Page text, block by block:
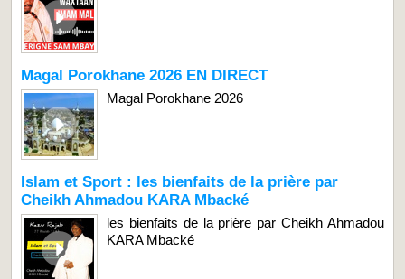
Magal Porokhane 2026 EN DIRECT
Magal Porokhane 2026
Islam et Sport : les bienfaits de la prière par
Cheikh Ahmadou KARA Mbacké
les bienfaits de la prière par Cheikh Ahmadou
KARA Mbacké